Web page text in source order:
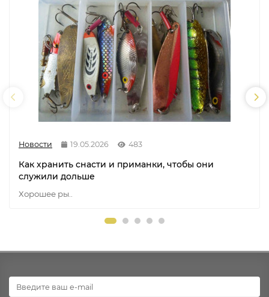
Новости 19.05.2026 483
Как хранить снасти и приманки, чтобы они
служили дольше
Хорошее ры..